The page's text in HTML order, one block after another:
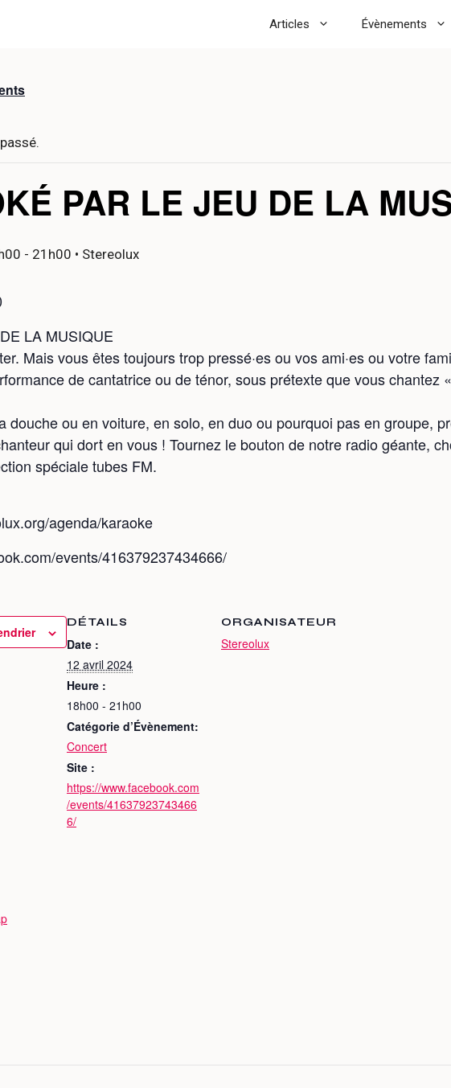
Articles Évènements
PAR LE JEU DE LA
- 21h00 • Stereolux
LA MUSIQUE
Mais vous êtes toujours trop pressé·es ou vos ami·es ou votre
de cantatrice ou de ténor, sous prétexte que vous chantez
douche ou en voiture, en solo, en duo ou pourquoi pas en groupe,
qui dort en vous ! Tournez le bouton de notre radio géante,
spéciale tubes FM.
agenda/karaoke
events/416379237434666/
DÉTAILS
Date :
12 avril 2024
Heure :
18h00 - 21h00
Catégorie d’Évènement:
Concert
Site :
https://www.facebook.com
/events/41637923743466
6/
ORGANISATEUR
Stereolux